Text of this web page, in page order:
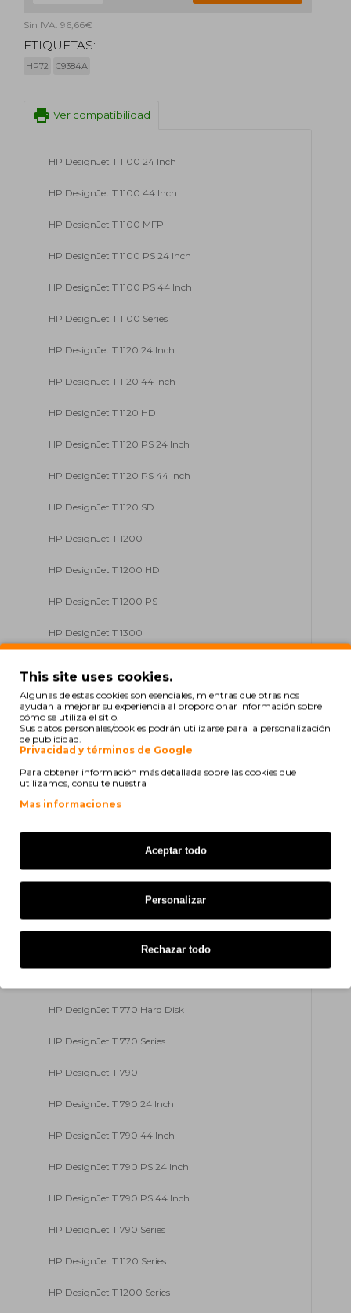
Sin IVA: 96,66€
ETIQUETAS:
HP72 C9384A
print Ver compatibilidad
HP DesignJet T 1100 24 Inch
HP DesignJet T 1100 44 Inch
HP DesignJet T 1100 MFP
HP DesignJet T 1100 PS 24 Inch
HP DesignJet T 1100 PS 44 Inch
HP DesignJet T 1100 Series
HP DesignJet T 1120 24 Inch
HP DesignJet T 1120 44 Inch
HP DesignJet T 1120 HD
HP DesignJet T 1120 PS 24 Inch
HP DesignJet T 1120 PS 44 Inch
HP DesignJet T 1120 SD
HP DesignJet T 1200
HP DesignJet T 1200 HD
HP DesignJet T 1200 PS
HP DesignJet T 1300
HP DesignJet T 1300 PS
HP DesignJet T 1300 Series
HP DesignJet T 2300 eMFP
HP DesignJet T 2300 PS eMFP
HP DesignJet T 610 24 Inch
HP DesignJet T 610 44 Inch
HP DesignJet T 770 Hard Disk
HP DesignJet T 770 Series
HP DesignJet T 790
HP DesignJet T 790 24 Inch
HP DesignJet T 790 44 Inch
HP DesignJet T 790 PS 24 Inch
HP DesignJet T 790 PS 44 Inch
HP DesignJet T 790 Series
HP DesignJet T 1120 Series
HP DesignJet T 1200 Series
This site uses cookies.
Algunas de estas cookies son esenciales, mientras que otras nos
ayudan a mejorar su experiencia al proporcionar información sobre
cómo se utiliza el sitio.
Sus datos personales/cookies podrán utilizarse para la personalización
de publicidad.
Privacidad y términos de Google
Para obtener información más detallada sobre las cookies que
utilizamos, consulte nuestra
Mas informaciones
Aceptar todo
Personalizar
Rechazar todo